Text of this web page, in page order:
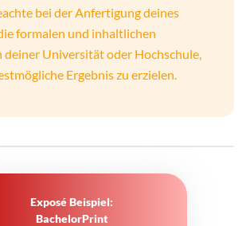
bei der Anfertigung deines
formalen und inhaltlichen
deiner Universität oder Hochschule,
Ergebnis zu erzielen.
Exposé Beispiel:
BachelorPrint